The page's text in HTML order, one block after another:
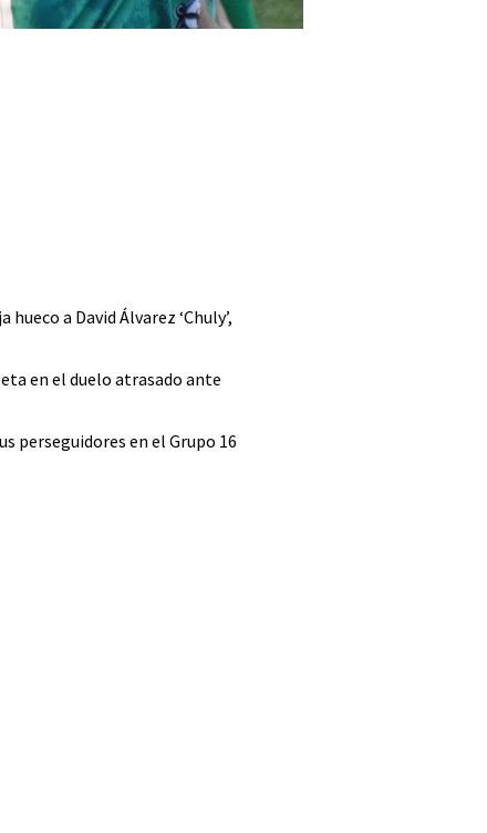
a David Álvarez ‘Chuly’,
en el duelo atrasado ante
perseguidores en el Grupo 16